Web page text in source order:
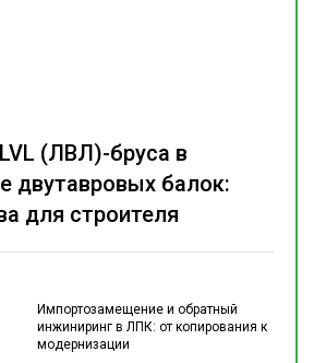
Импортозамещение и обратный
инжиниринг в ЛПК: от копирования к
модернизации
(ЛВЛ)-бруса в
двутавровых балок:
для строителя